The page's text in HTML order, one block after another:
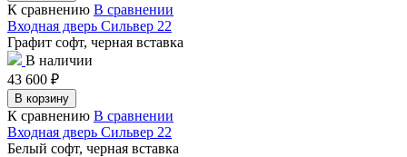
К сравнению В сравнении
Входная дверь Сильвер 22
Графит софт, черная вставка
В наличии
43 600 ₽
В корзину
К сравнению В сравнении
Входная дверь Сильвер 22
Белый софт, черная вставка